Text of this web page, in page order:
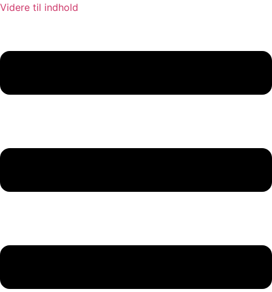
Videre til indhold